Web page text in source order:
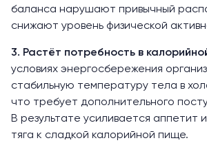
баланса нарушают привычный
снижают уровень физической
3. Растёт потребность в
условиях энергосбережения
стабильную температуру тела в
что требует дополнительного
В результате усиливается аппетит
тяга к сладкой калорийной пище.